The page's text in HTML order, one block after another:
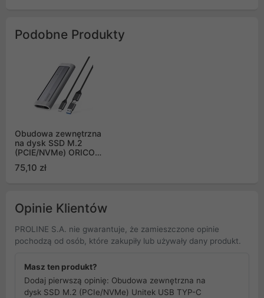
Podobne Produkty
Obudowa zewnętrzna
na dysk SSD M.2
(PCIE/NVMe) ORICO
C 3.2 gen.2 10Gbps -
75,10 zł
Opinie Klientów
PROLINE S.A. nie gwarantuje, że zamieszczone opinie
pochodzą od osób, które zakupiły lub używały dany produkt.
Masz ten produkt?
Dodaj pierwszą opinię: Obudowa zewnętrzna na
dysk SSD M.2 (PCIe/NVMe) Unitek USB TYP-C